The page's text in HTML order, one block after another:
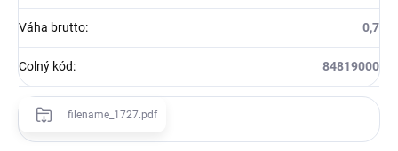
Váha brutto: 0,7
Colný kód: 84819000
filename_1727.pdf